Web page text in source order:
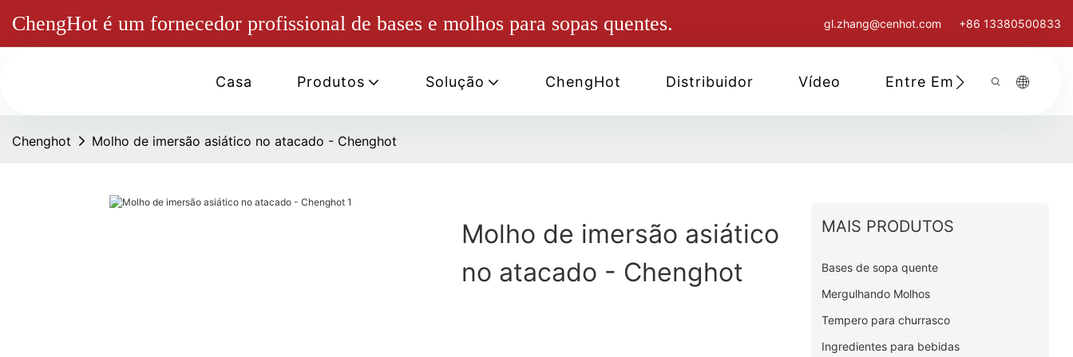
ChengHot é um fornecedor profissional de bases e molhos para sopas quentes. gl.zhang@cenhot.com +86 13380500833
Casa Produtos Solução ChengHot Distribuidor Vídeo Entre Em Contato
Chenghot Molho de imersão asiático no atacado - Chenghot
Molho de imersão asiático
no atacado - Chenghot
MAIS PRODUTOS
Bases de sopa quente
Mergulhando Molhos
Tempero para churrasco
Ingredientes para bebidas